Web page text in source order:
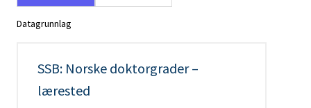
Datagrunnlag
SSB: Norske doktorgrader –
lærested